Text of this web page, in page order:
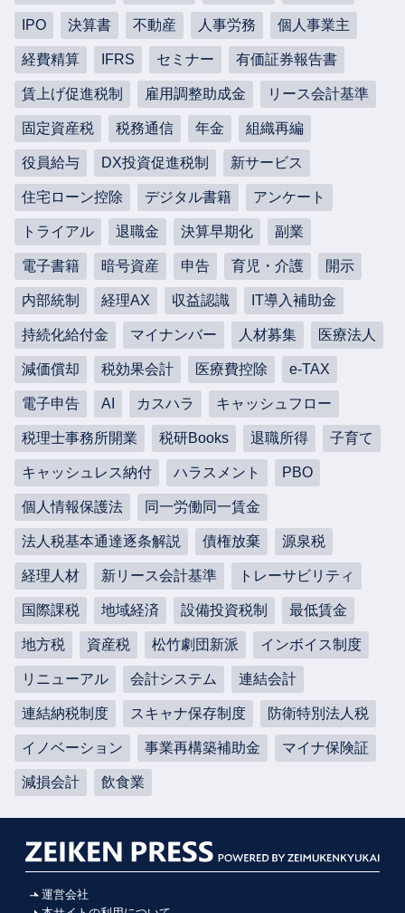
IPO 決算書 不動産 人事労務 個人事業主
経費精算 IFRS セミナー 有価証券報告書
賃上げ促進税制 雇用調整助成金 リース会計基準
固定資産税 税務通信 年金 組織再編
役員給与 DX投資促進税制 新サービス
住宅ローン控除 デジタル書籍 アンケート
トライアル 退職金 決算早期化 副業
電子書籍 暗号資産 申告 育児・介護 開示
内部統制 経理AX 収益認識 IT導入補助金
持続化給付金 マイナンバー 人材募集 医療法人
減価償却 税効果会計 医療費控除 e-TAX
電子申告 AI カスハラ キャッシュフロー
税理士事務所開業 税研Books 退職所得 子育て
キャッシュレス納付 ハラスメント PBO
個人情報保護法 同一労働同一賃金
法人税基本通達逐条解説 債権放棄 源泉税
経理人材 新リース会計基準 トレーサビリティ
国際課税 地域経済 設備投資税制 最低賃金
地方税 資産税 松竹劇団新派 インボイス制度
リニューアル 会計システム 連結会計
連結納税制度 スキャナ保存制度 防衛特別法人税
イノベーション 事業再構築補助金 マイナ保険証
減損会計 飲食業
運営会社